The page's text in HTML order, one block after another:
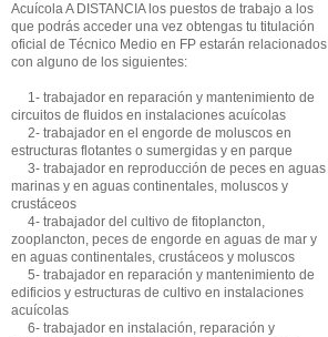
Acuícola A DISTANCIA los puestos de trabajo a los
que podrás acceder una vez obtengas tu titulación
oficial de Técnico Medio en FP estarán relacionados
con alguno de los siguientes:
1- trabajador en reparación y mantenimiento de
circuitos de fluidos en instalaciones acuícolas
2- trabajador en el engorde de moluscos en
estructuras flotantes o sumergidas y en parque
3- trabajador en reproducción de peces en aguas
marinas y en aguas continentales, moluscos y
crustáceos
4- trabajador del cultivo de fitoplancton,
zooplancton, peces de engorde en aguas de mar y
en aguas continentales, crustáceos y moluscos
5- trabajador en reparación y mantenimiento de
edificios y estructuras de cultivo en instalaciones
acuícolas
6- trabajador en instalación, reparación y